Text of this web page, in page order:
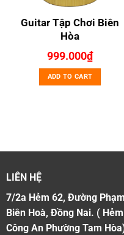
Guitar Tập Chơi Biên
Hòa
999.000₫
ADD TO CART
LIÊN HỆ
7/2a Hẻm 62, Đường
Biên Hoà, Đồng Nai. (
Công An Phường Tam